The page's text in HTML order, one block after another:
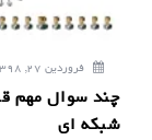
فروردین 27, 1398
چند سوال مهم
شبکه ای